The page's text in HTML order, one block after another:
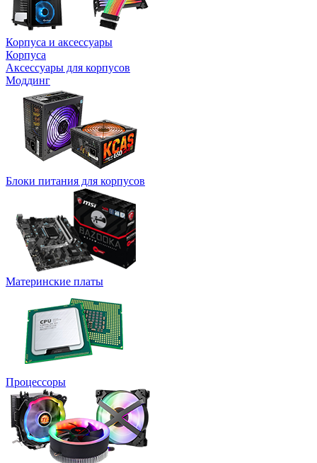
Корпуса и аксессуары
Корпуса
Аксессуары для корпусов
Моддинг
Блоки питания для корпусов
Материнские платы
Процессоры